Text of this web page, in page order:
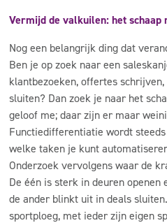
Vermijd de valkuilen: het schaap
Nog een belangrijk ding dat
Ben je op zoek naar een
klantbezoeken, offertes
sluiten? Dan zoek je naar het
geloof me; daar zijn er maar
Functiedifferentiatie wordt
welke taken je kunt
Onderzoek vervolgens waar de
De één is sterk in deuren openen
de ander blinkt uit in deals
sportploeg, met ieder zijn eigen